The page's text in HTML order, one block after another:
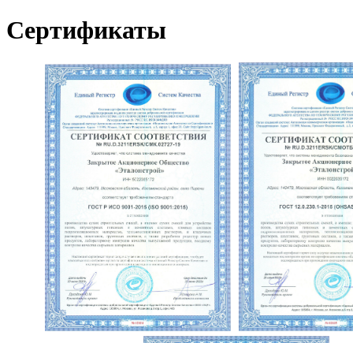
Сертификаты